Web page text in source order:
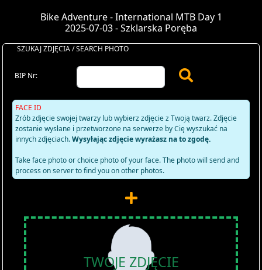
Bike Adventure - International MTB Day 1
2025-07-03 - Szklarska Poręba
SZUKAJ ZDJĘCIA / SEARCH PHOTO
BIP Nr:
FACE ID
Zrób zdjęcie swojej twarzy lub wybierz zdjęcie z Twoją twarz. Zdjęcie
zostanie wysłane i przetworzone na serwerze by Cię wyszukać na
innych zdjęciach.Wysyłając zdjęcie wyrażasz na to zgodę.
Take face photo or choice photo of your face. The photo will send and
process on server to find you on other photos.
TWOJE ZDJĘCIE